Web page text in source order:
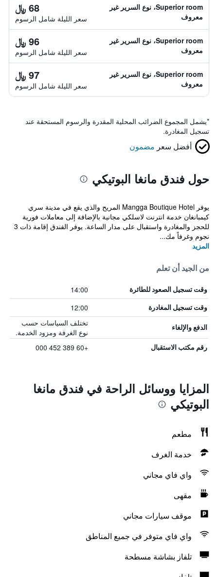
Superior room، نوع السرير غير
معروف
68 ﷼
سعر الليلة شامل الرسوم
Superior room، نوع السرير غير
معروف
96 ﷼
سعر الليلة شامل الرسوم
Superior room، نوع السرير غير
معروف
97 ﷼
سعر الليلة شامل الرسوم
*يشمل المجموع الضرائب المحلية المقدرة والرسوم المستحقة عند
تسجيل المغادرة.
أفضل سعر مضمون
حول فندق مانغا البوتيكي
يوفر Mangga Boutique Hotel المريح والذي يقع في مدينة سري
كيمبانغان خدمة انترنت لاسلكي مجانية بالإضافة إلى معاملات فورية
للحجز والمغادرة واستقبال على مدار الساعة. يوفر الفندق إقامة ذات 3
نجوم وغرفاً مك...
المزيد
من الجيد أن تعلم
وقت تسجيل الصعود للطائرة 14:00
وقت تسجيل المغادرة 12:00
الدفع والإلغاء
تختلف السياسات حسب
نوع الغرفة ومزود الخدمة.
رقم مكتب الاستقبال +60 389 452 000
المزايا ووسائل الراحة في فندق مانغا
البوتيكي
مطعم
خدمة الغرف
واي فاي مجاني
مقهى
موقف سيارات مجاني
واي فاي متوفر في جميع المناطق
تلفاز بشاشة مسطحة